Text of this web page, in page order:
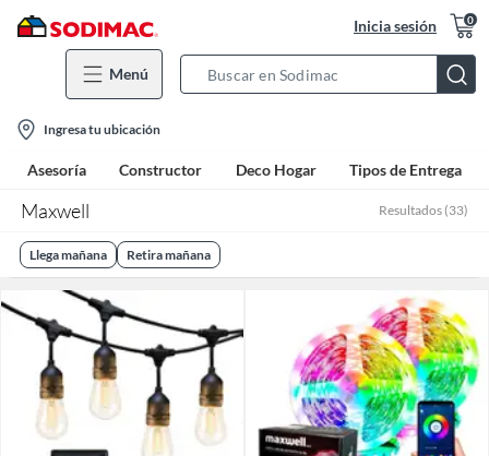
Inicia sesión 0
Menú
Bar
location-
icon
Ingresa tu ubicación
Asesoría Constructor Deco Hogar Tipos de Entrega
Maxwell Resultados (33)
Llega mañana Retira mañana